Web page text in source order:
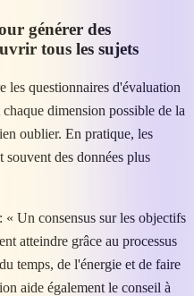
générer des
tous les sujets
les questionnaires d'évaluation
dimension possible de la
oublier. En pratique, les
des données plus
Un consensus sur les objectifs
atteindre grâce au processus
temps, de l'énergie et de faire
aide également le conseil à